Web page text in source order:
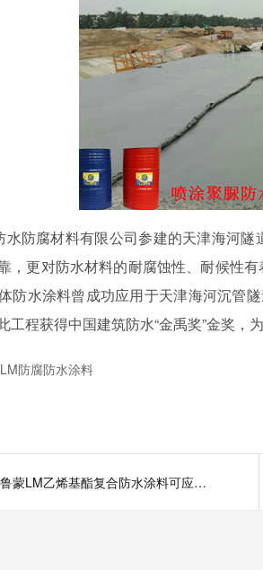
水防腐材料有限公司参建的天津海河
，更对防水材料的耐腐蚀性、耐候性
防水涂料曾成功应用于天津海河沉管
工程获得中国建筑防水“金禹奖”金奖，
防腐防水涂料
烟台鲁蒙LM乙烯基酯复合防水涂料可应用于外墙防水